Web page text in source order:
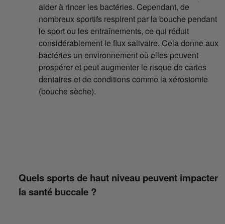
aider à rincer les bactéries. Cependant, de
nombreux sportifs respirent par la bouche pendant
le sport ou les entraînements, ce qui réduit
considérablement le flux salivaire. Cela donne aux
bactéries un environnement où elles peuvent
prospérer et peut augmenter le risque de caries
dentaires et de conditions comme la xérostomie
(bouche sèche).
Quels sports de haut niveau peuvent impacter
la santé buccale ?